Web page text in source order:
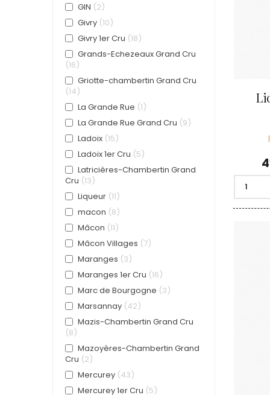
GIN 2
Givry 10
Givry 1er Cru 18
Grands-Echezeaux Grand Cru
16
Griotte-chambertin Grand Cru
14
La Grande Rue 1
La Grande Rue Grand Cru 9
Ladoix 15
Ladoix 1er Cru 5
Latricières-Chambertin Grand
Cru 13
Liqueur 11
macon 8
Mâcon 11
Mâcon Villages 7
Maranges 3
Maranges 1er Cru 16
Marc de Bourgogne 3
Marsannay 42
Mazis-Chambertin Grand Cru
8
Mazoyères-Chambertin Grand
Cru 2
Mercurey 43
Mercurey 1er Cru 5